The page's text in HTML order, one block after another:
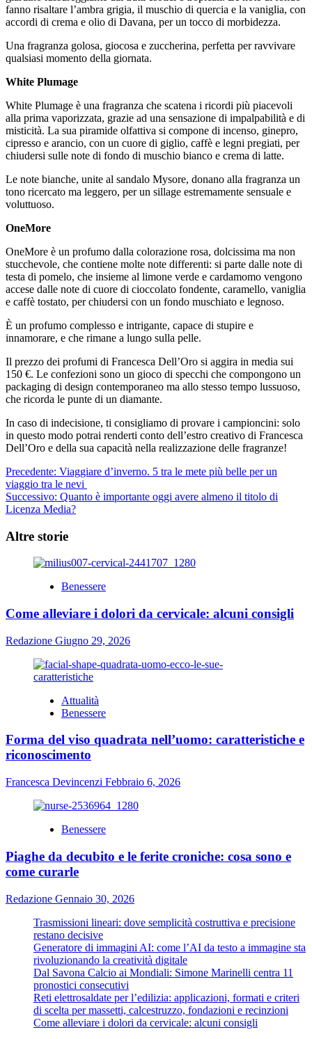
fanno risaltare l’ambra grigia, il muschio di quercia e la vaniglia, con
accordi di crema e olio di Davana, per un tocco di morbidezza.
Una fragranza golosa, giocosa e zuccherina, perfetta per ravvivare
qualsiasi momento della giornata.
White Plumage
White Plumage è una fragranza che scatena i ricordi più piacevoli
alla prima vaporizzata, grazie ad una sensazione di impalpabilità e di
misticità. La sua piramide olfattiva si compone di incenso, ginepro,
cipresso e arancio, con un cuore di giglio, caffè e legni pregiati, per
chiudersi sulle note di fondo di muschio bianco e crema di latte.
Le note bianche, unite al sandalo Mysore, donano alla fragranza un
tono ricercato ma leggero, per un sillage estremamente sensuale e
voluttuoso.
OneMore
OneMore è un profumo dalla colorazione rosa, dolcissima ma non
stucchevole, che contiene molte note differenti: si parte dalle note di
testa di pomelo, che insieme al limone verde e cardamomo vengono
accese dalle note di cuore di cioccolato fondente, caramello, vaniglia
e caffè tostato, per chiudersi con un fondo muschiato e legnoso.
È un profumo complesso e intrigante, capace di stupire e
innamorare, e che rimane a lungo sulla pelle.
Il prezzo dei profumi di Francesca Dell’Oro si aggira in media sui
150 €. Le confezioni sono un gioco di specchi che compongono un
packaging di design contemporaneo ma allo stesso tempo lussuoso,
che ricorda le punte di un diamante.
In caso di indecisione, ti consigliamo di provare i campioncini: solo
in questo modo potrai renderti conto dell’estro creativo di Francesca
Dell’Oro e della sua capacità nella realizzazione delle fragranze!
Navigazione
articolo
Precedente: Viaggiare d’inverno. 5 tra le mete più belle per un
viaggio tra le nevi
Successivo: Quanto è importante oggi avere almeno il titolo di
Licenza Media?
Altre storie
Benessere
Come alleviare i dolori da cervicale: alcuni consigli
Redazione Giugno 29, 2026
Attualità
Benessere
Forma del viso quadrata nell’uomo: caratteristiche e
riconoscimento
Francesca Devincenzi Febbraio 6, 2026
Benessere
Piaghe da decubito e le ferite croniche: cosa sono e
come curarle
Redazione Gennaio 30, 2026
Trasmissioni lineari: dove semplicità costruttiva e precisione
restano decisive
Generatore di immagini AI: come l’AI da testo a immagine sta
rivoluzionando la creatività digitale
Dal Savona Calcio ai Mondiali: Simone Marinelli centra 11
pronostici consecutivi
Reti elettrosaldate per l’edilizia: applicazioni, formati e criteri
di scelta per massetti, calcestruzzo, fondazioni e recinzioni
Come alleviare i dolori da cervicale: alcuni consigli